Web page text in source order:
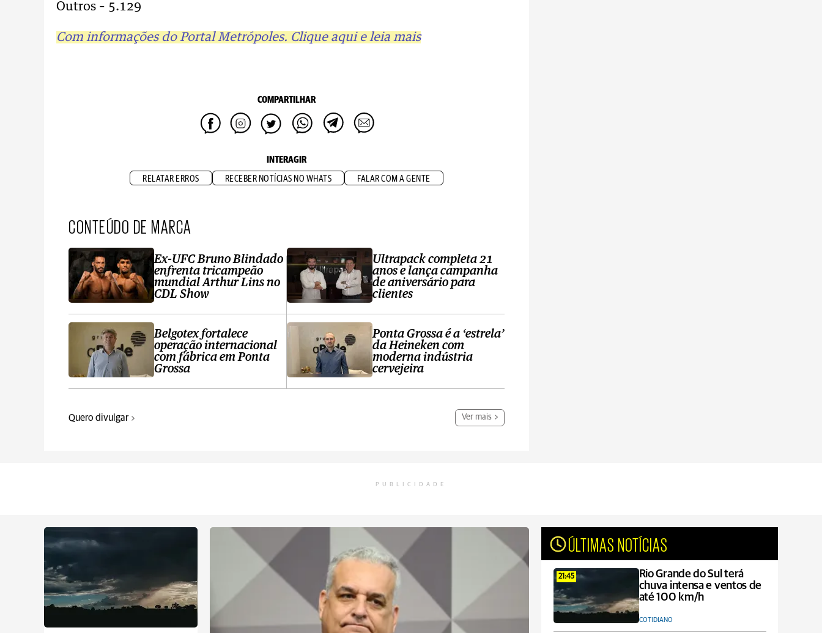
Outros – 5.129
Com informações do Portal Metrópoles. Clique aqui e leia mais
COMPARTILHAR
INTERAGIR
RELATAR ERROS RECEBER NOTÍCIAS NO WHATS FALAR COM A GENTE
CONTEÚDO DE MARCA
Ex-UFC Bruno Blindado
enfrenta tricampeão
mundial Arthur Lins no
CDL Show
Belgotex fortalece
operação internacional
com fábrica em Ponta
Grossa
Ultrapack completa 21
anos e lança campanha
de aniversário para
clientes
Ponta Grossa é a ‘estrela’
da Heineken com
moderna indústria
cervejeira
Quero divulgar Ver mais
PUBLICIDADE
ÚLTIMAS NOTÍCIAS
21:45
Rio Grande do Sul terá
chuva intensa e ventos de
até 100 km/h
COTIDIANO